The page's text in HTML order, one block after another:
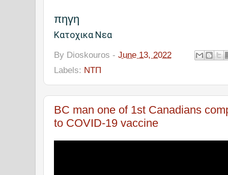
πηγη
Κατοχικα Νεα
By Dioskouros - June 13, 2022
Labels: ΝΤΠ
BC man one of 1st Canadians
to COVID-19 vaccine